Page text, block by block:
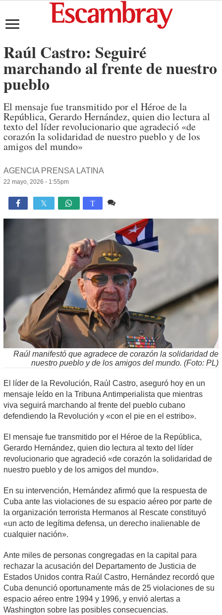
Raúl Castro: Seguiré
marchando al frente de nuestro
pueblo
El mensaje fue transmitido por el Héroe de la
República, Gerardo Hernández, quien dio lectura al
texto del líder revolucionario que agradeció «de
corazón la solidaridad de nuestro pueblo y de los
amigos del mundo»
AGENCIA PRENSA LATINA
22 mayo, 2026 - 1:55pm
 T
Raúl manifestó que agradece de corazón la solidaridad de
nuestro pueblo y de los amigos del mundo. (Foto: PL)
El líder de la Revolución, Raúl Castro, aseguró hoy en un
mensaje leído en la Tribuna Antimperialista que mientras
viva seguirá marchando al frente del pueblo cubano
defendiendo la Revolución y «con el pie en el estribo».
El mensaje fue transmitido por el Héroe de la República,
Gerardo Hernández, quien dio lectura al texto del líder
revolucionario que agradeció «de corazón la solidaridad de
nuestro pueblo y de los amigos del mundo».
En su intervención, Hernández afirmó que la respuesta de
Cuba ante las violaciones de su espacio aéreo por parte de
la organización terrorista Hermanos al Rescate constituyó
«un acto de legítima defensa, un derecho inalienable de
cualquier nación».
Ante miles de personas congregadas en la capital para
rechazar la acusación del Departamento de Justicia de
Estados Unidos contra Raúl Castro, Hernández recordó que
Cuba denunció oportunamente más de 25 violaciones de su
espacio aéreo entre 1994 y 1996, y envió alertas a
Washington sobre las posibles consecuencias.